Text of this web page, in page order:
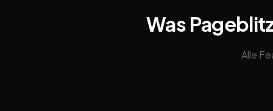
Was
Alle